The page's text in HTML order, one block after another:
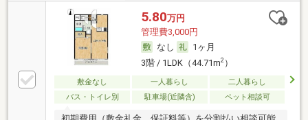
5.80万円
管理費3,000円
なし
1ヶ月
3階 / 1LDK（44.71m2）
敷金なし 一人暮らし
二人暮らし
バス・トイレ別
駐車場(近隣含) ペット相談可